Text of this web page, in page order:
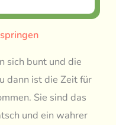
sich bunt und die
dann ist die Zeit für
Sie sind das
und ein wahrer